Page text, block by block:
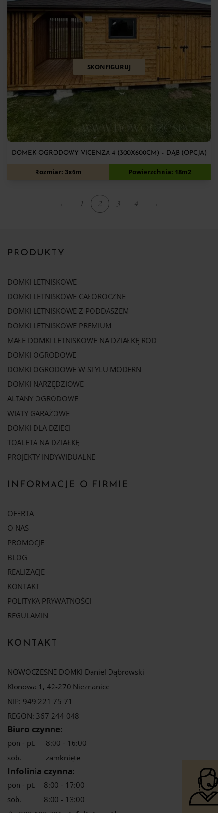
SKONFIGURUJ
DOMEK OGRODOWY VICENZA 4 (300X600CM) – DĄB (OPCJA)
12 900zł
Rozmiar: 3x6m Powierzchnia: 18m2
← 1 2 3 4 →
PRODUKTY
DOMKI LETNISKOWE
DOMKI LETNISKOWE CAŁOROCZNE
DOMKI LETNISKOWE Z PODDASZEM
DOMKI LETNISKOWE PREMIUM
MAŁE DOMKI LETNISKOWE NA DZIAŁKĘ ROD
DOMKI OGRODOWE
DOMKI OGRODOWE W STYLU MODERN
DOMKI NARZĘDZIOWE
ALTANY OGRODOWE
WIATY GARAŻOWE
DOMKI DLA DZIECI
TOALETA NA DZIAŁKĘ
PROJEKTY INDYWIDUALNE
INFORMACJE O FIRMIE
OFERTA
O NAS
PROMOCJE
BLOG
REALIZACJE
KONTAKT
POLITYKA PRYWATNOŚCI
REGULAMIN
KONTAKT
NOWOCZESNE DOMKI Daniel Dąbrowski
Klonowa 1, 42-270 Nieznanice
NIP: 949 221 75 71
REGON: 367 244 048
Biuro czynne:
pon - pt.
8:00 - 16:00
sob.
zamknięte
Infolinia czynna:
pon - pt.
8:00 - 17:00
sob.
8:00 - 13:00